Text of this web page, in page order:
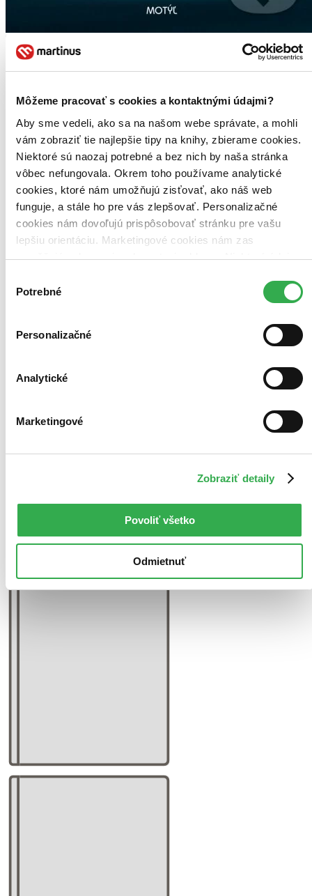
Môžeme pracovať s cookies a kontaktnými údajmi?
Aby sme vedeli, ako sa na našom webe správate, a mohli
vám zobraziť tie najlepšie tipy na knihy, zbierame cookies.
Niektoré sú naozaj potrebné a bez nich by naša stránka
vôbec nefungovala. Okrem toho používame analytické
cookies, ktoré nám umožňujú zisťovať, ako náš web
funguje, a stále ho pre vás zlepšovať. Personalizačné
cookies nám dovoľujú prispôsobovať stránku pre vašu
lepšiu orientáciu. Marketingové cookies nám zas
umožňujú zobrazenie relevantnej reklamy. Niektoré údaje
keby sme mohli používať všetky tieto cookies. Ďakujeme!
súhlasu
Potrebné
Personalizačné
Analytické
Marketingové
Zobraziť detaily
Povoliť všetko
Odmietnuť